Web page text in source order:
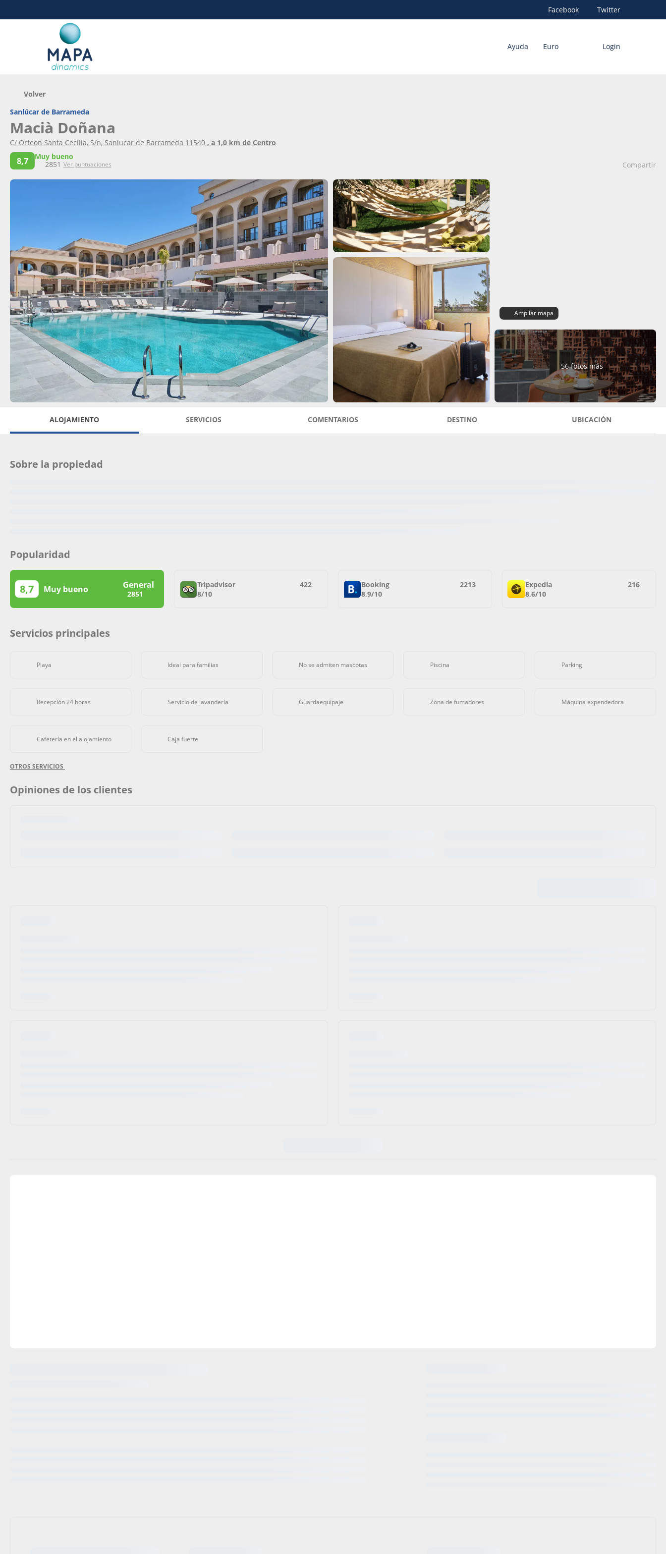
Facebook Twitter
Ayuda Euro Login
Volver
Sanlúcar de Barrameda
Macià Doñana
C/ Orfeon Santa Cecilia, S/n, Sanlucar de Barrameda 11540 , a 1,0 km de Centro
8,7
Muy bueno
2851 Ver puntuaciones Compartir
Ampliar mapa
56 fotos más
ALOJAMIENTO SERVICIOS COMENTARIOS DESTINO UBICACIÓN
Sobre la propiedad
Popularidad
8,7 Muy bueno General
2851
Tripadvisor
8/10
422
Booking
8,9/10
2213
Expedia
8,6/10
216
Servicios principales
Playa Ideal para familias No se admiten mascotas Piscina Parking
Recepción 24 horas Servicio de lavandería Guardaequipaje Zona de fumadores Máquina expendedora
Cafetería en el alojamiento Caja fuerte
OTROS SERVICIOS
Opiniones de los clientes